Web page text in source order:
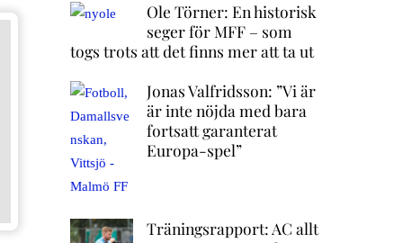
Ole Törner: En historisk
seger för MFF – som
togs trots att det finns mer att ta ut
Jonas Valfridsson: ”Vi är
är inte nöjda med bara
fortsatt garanterat
Europa-spel”
Träningsrapport: AC allt